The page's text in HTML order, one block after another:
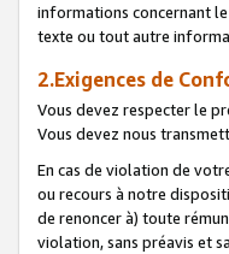
informations concernant
texte ou tout autre
2.Exigences de
Vous devez respecter le
Vous devez nous
En cas de violation de
ou recours à notre
de renoncer à) toute
violation, sans préavis et